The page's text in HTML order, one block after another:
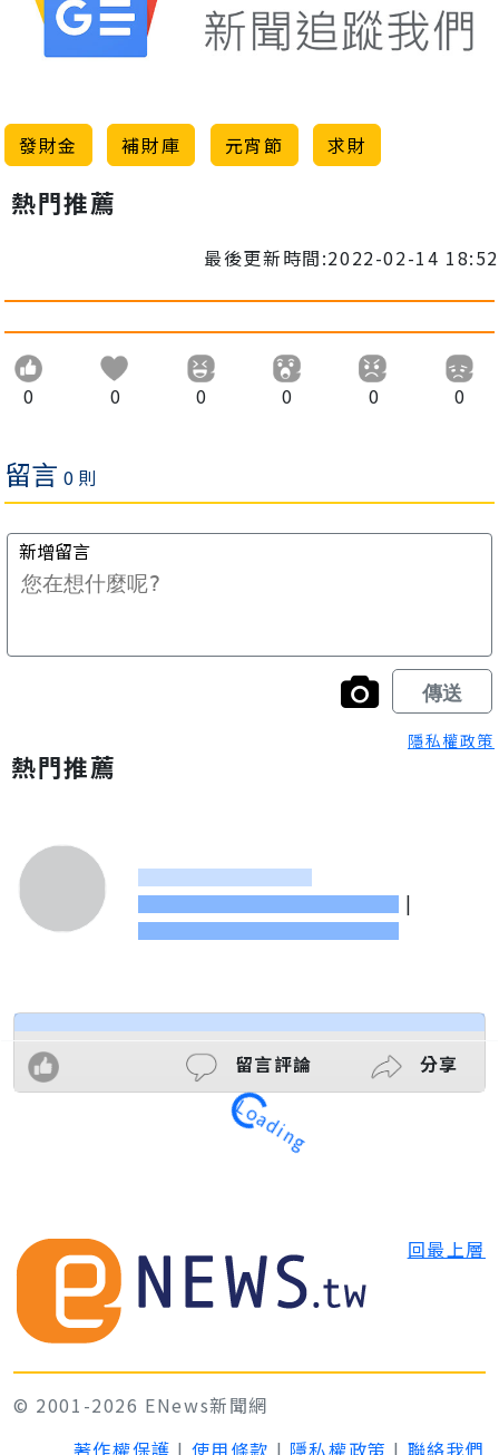
發財金 補財庫 元宵節 求財
熱門推薦
最後更新時間:2022-02-14 18:52
0 0 0 0 0 0
隱私權政策
熱門推薦
|
留言評論 分享
Loading
回最上層
© 2001-2026 ENews新聞網
著作權保護 | 使用條款 | 隱私權政策 | 聯絡我們